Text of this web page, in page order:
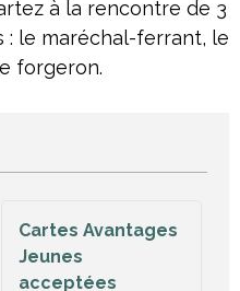
à la rencontre de 3
le maréchal-ferrant, le
forgeron.
Cartes Avantages
Jeunes
acceptées